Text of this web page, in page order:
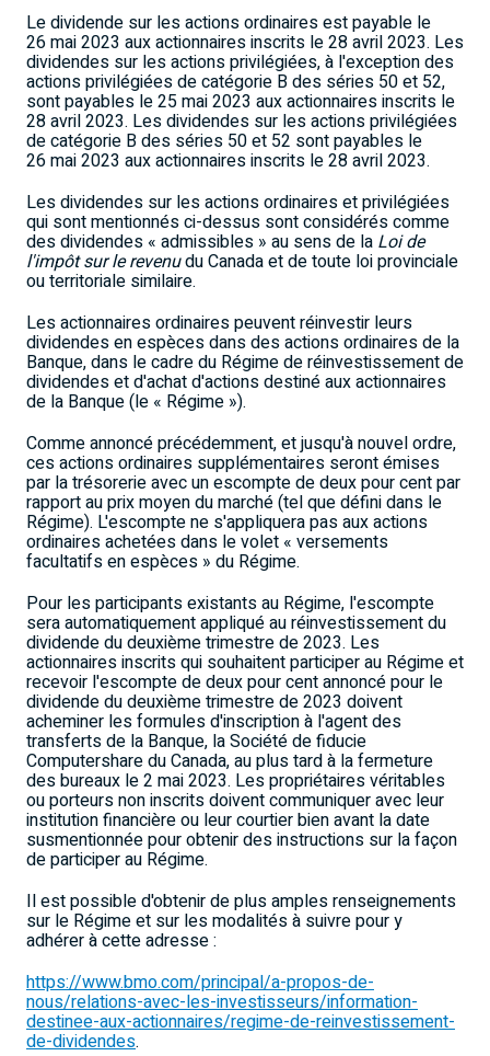
Le dividende sur les actions ordinaires est payable le
26 mai 2023 aux actionnaires inscrits le 28 avril 2023. Les
dividendes sur les actions privilégiées, à l'exception des
actions privilégiées de catégorie B des séries 50 et 52,
sont payables le 25 mai 2023 aux actionnaires inscrits le
28 avril 2023. Les dividendes sur les actions privilégiées
de catégorie B des séries 50 et 52 sont payables le
26 mai 2023 aux actionnaires inscrits le 28 avril 2023.
Les dividendes sur les actions ordinaires et privilégiées
qui sont mentionnés ci-dessus sont considérés comme
des dividendes « admissibles » au sens de la Loi de
l'impôt sur le revenuduCanadaet de toute loi provinciale
ou territoriale similaire.
Les actionnaires ordinaires peuvent réinvestir leurs
dividendes en espèces dans des actions ordinaires de la
Banque, dans le cadre du Régime de réinvestissement de
dividendes et d'achat d'actions destiné aux actionnaires
de la Banque (le « Régime »).
Comme annoncé précédemment, et jusqu'à nouvel ordre,
ces actions ordinaires supplémentaires seront émises
par la trésorerie avec un escompte de deux pour cent par
rapport au prix moyen du marché (tel que défini dans le
Régime). L'escompte ne s'appliquera pas aux actions
ordinaires achetées dans le volet « versements
facultatifs en espèces » du Régime.
Pour les participants existants au Régime, l'escompte
sera automatiquement appliqué au réinvestissement du
dividende du deuxième trimestre de 2023. Les
actionnaires inscrits qui souhaitent participer au Régime et
recevoir l'escompte de deux pour cent annoncé pour le
dividende du deuxième trimestre de 2023 doivent
acheminer les formules d'inscription à l'agent des
transferts de la Banque, la Société de fiducie
Computershare duCanada, au plus tard à la fermeture
des bureaux le 2 mai 2023. Les propriétaires véritables
ou porteurs non inscrits doivent communiquer avec leur
institution financière ou leur courtier bien avant la date
susmentionnée pour obtenir des instructions sur la façon
de participer au Régime.
Il est possible d'obtenir de plus amples renseignements
sur le Régime et sur les modalités à suivre pour y
adhérer à cette adresse :
https://www.bmo.com/principal/a-propos-de-
nous/relations-avec-les-investisseurs/information-
destinee-aux-actionnaires/regime-de-reinvestissement-
de-dividendes.